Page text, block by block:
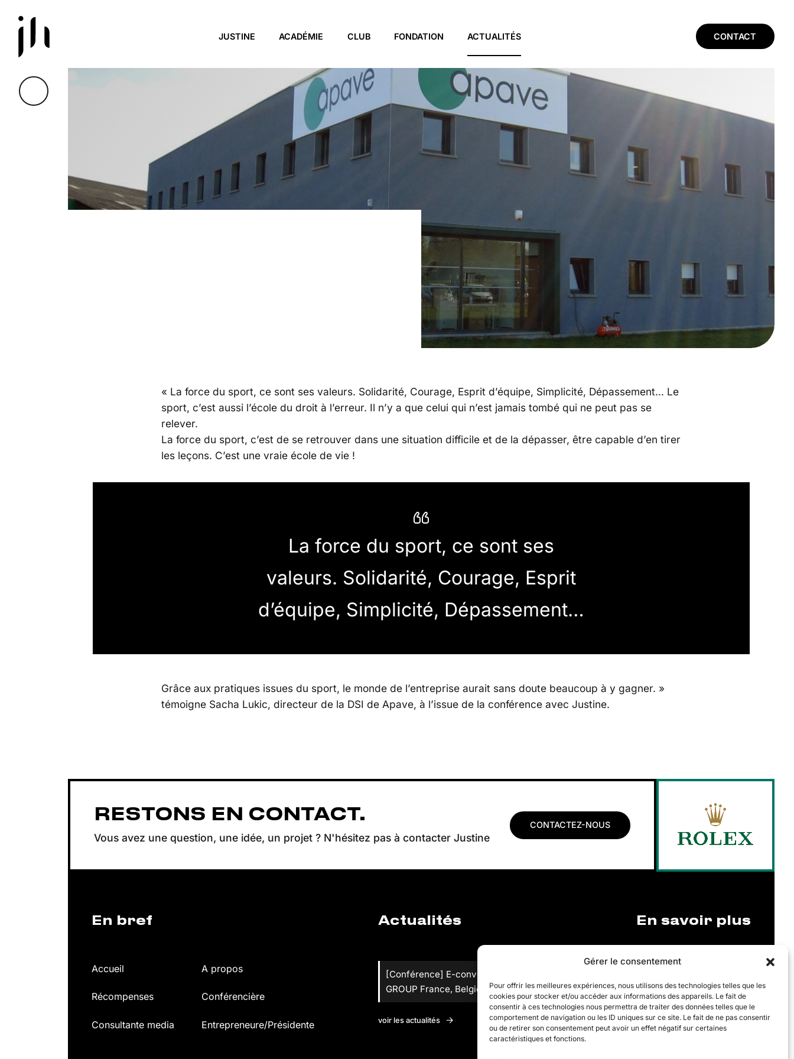
Gérer le consentement
Pour offrir les meilleures expériences, nous utilisons des technologies telles que les
cookies pour stocker et/ou accéder aux informations des appareils. Le fait de
consentir à ces technologies nous permettra de traiter des données telles que le
comportement de navigation ou les ID uniques sur ce site. Le fait de ne pas consentir
ou de retirer son consentement peut avoir un effet négatif sur certaines
caractéristiques et fonctions.
Skip to main content
JUSTINE ACADÉMIE CLUB FONDATION ACTUALITÉS CONTACT
« La force du sport, ce sont ses valeurs. Solidarité, Courage, Esprit d’équipe, Simplicité, Dépassement… Le
sport, c’est aussi l’école du droit à l’erreur. Il n’y a que celui qui n’est jamais tombé qui ne peut pas se
relever.
La force du sport, c’est de se retrouver dans une situation difficile et de la dépasser, être capable d’en tirer
les leçons. C’est une vraie école de vie !
La force du sport, ce sont ses
valeurs. Solidarité, Courage, Esprit
d’équipe, Simplicité, Dépassement…
Grâce aux pratiques issues du sport, le monde de l’entreprise aurait sans doute beaucoup à y gagner. »
témoigne Sacha Lukic, directeur de la DSI de Apave, à l’issue de la conférence avec Justine.
RESTONS EN CONTACT.
Vous avez une question, une idée, un projet ? N'hésitez pas à contacter Justine
CONTACTEZ-NOUS
En bref
Accueil A propos
Récompenses Conférencière
Consultante media Entrepreneure/Présidente
Actualités
[Conférence] E-convention de ZIEGLER
GROUP France, Belgique et Luxembourg
voir les actualités
En savoir plus
Justine Henin Academy
Club Justine Henin
Justine Henin Foundation